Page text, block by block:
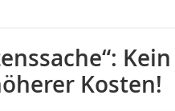
Kein
Kosten!